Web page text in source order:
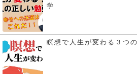
学
瞑想で人生が変わる３つ